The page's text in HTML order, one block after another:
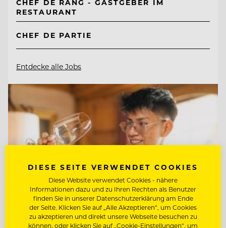
CHEF DE RANG - GASTGEBER IM
RESTAURANT
CHEF DE PARTIE
Entdecke alle Jobs
DIESE SEITE VERWENDET COOKIES
Diese Website verwendet Cookies - nähere
Informationen dazu und zu Ihren Rechten als Benutzer
finden Sie in unserer Datenschutzerklärung am Ende
der Seite. Klicken Sie auf „Alle Akzeptieren“, um Cookies
zu akzeptieren und direkt unsere Webseite besuchen zu
können, oder klicken Sie auf „Cookie-Einstellungen“, um